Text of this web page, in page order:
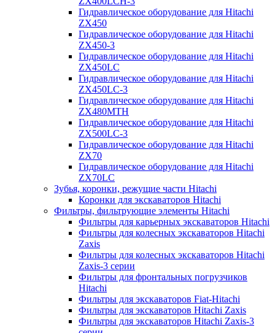
Гидравлическое оборудование для Hitachi
ZX450
Гидравлическое оборудование для Hitachi
ZX450-3
Гидравлическое оборудование для Hitachi
ZX450LC
Гидравлическое оборудование для Hitachi
ZX450LC-3
Гидравлическое оборудование для Hitachi
ZX480MTH
Гидравлическое оборудование для Hitachi
ZX500LC-3
Гидравлическое оборудование для Hitachi
ZX70
Гидравлическое оборудование для Hitachi
ZX70LC
Зубья, коронки, режущие части Hitachi
Коронки для экскаваторов Hitachi
Фильтры, фильтрующие элементы Hitachi
Фильтры для карьерных экскаваторов Hitachi
Фильтры для колесных экскаваторов Hitachi
Zaxis
Фильтры для колесных экскаваторов Hitachi
Zaxis-3 серии
Фильтры для фронтальных погрузчиков
Hitachi
Фильтры для экскаваторов Fiat-Hitachi
Фильтры для экскаваторов Hitachi Zaxis
Фильтры для экскаваторов Hitachi Zaxis-3